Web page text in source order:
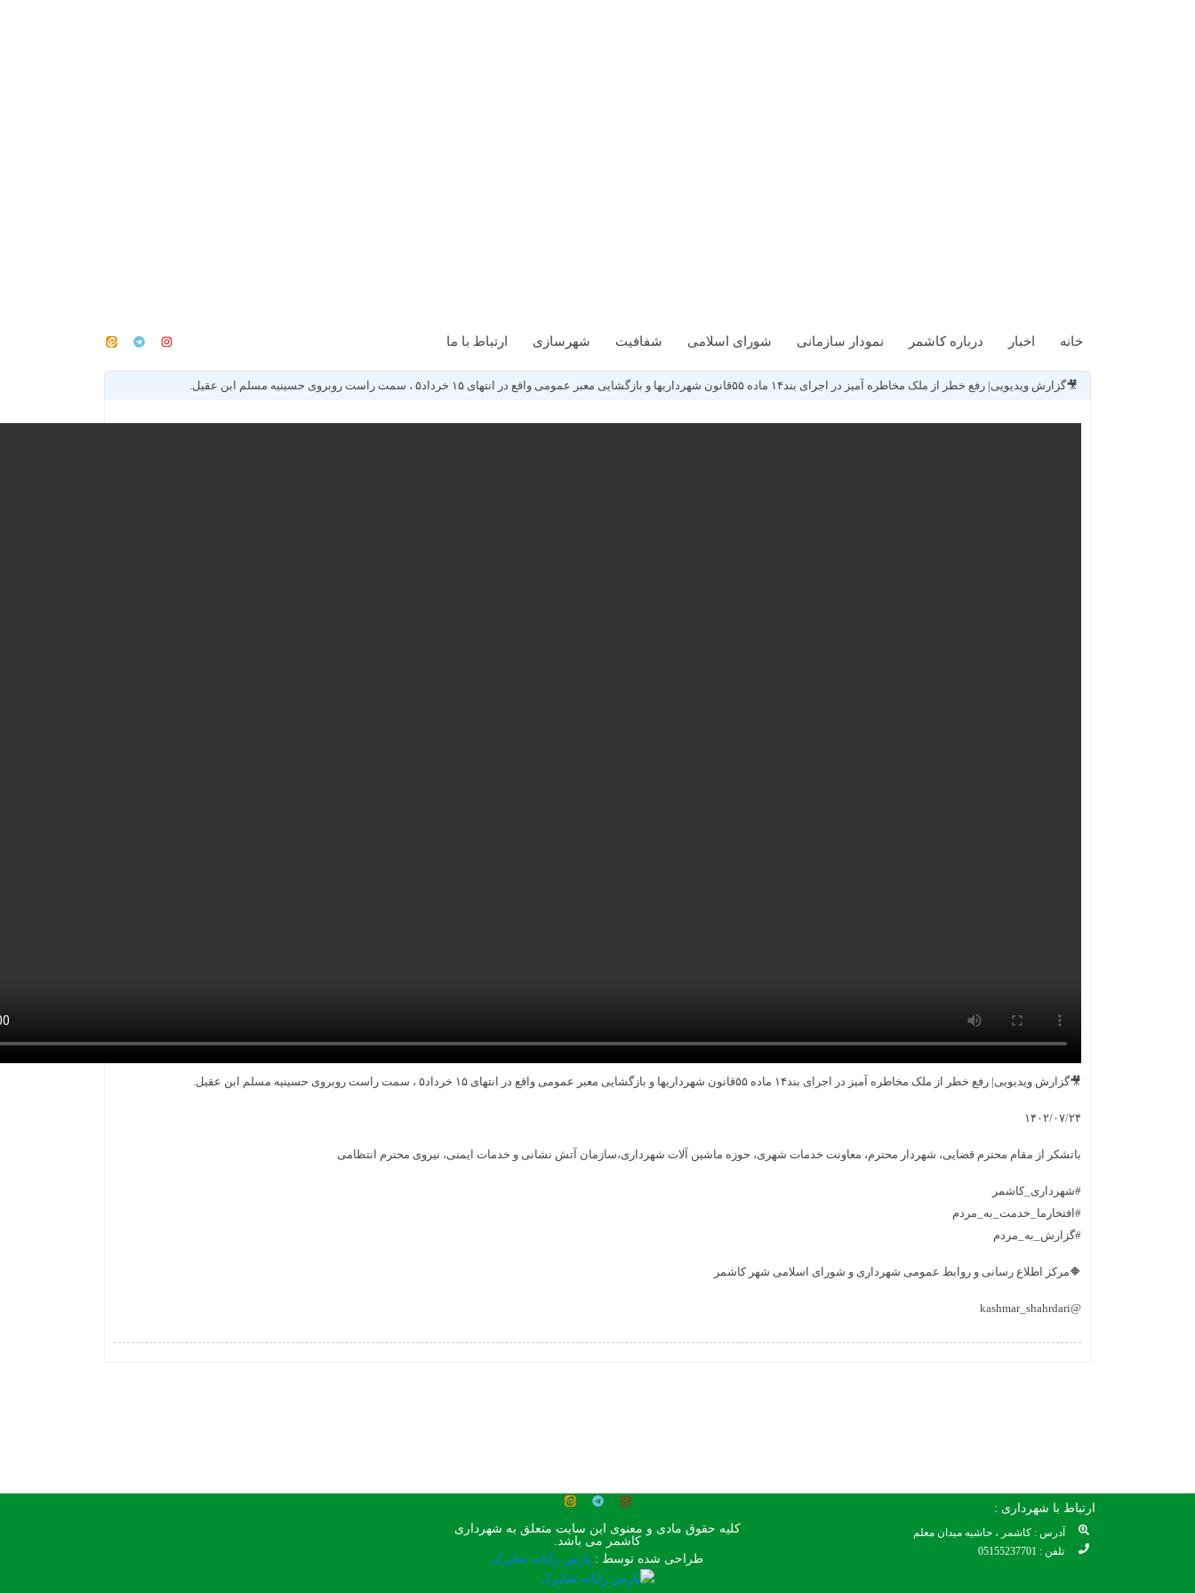
خانه اخبار درباره کاشمر نمودار سازمانی شورای اسلامی شفافیت شهرسازی ارتباط با ما
🎥گزارش ویدیویی| رفع خطر از ملک مخاطره آمیز در اجرای بند۱۴ ماده ۵۵قانون شهرداریها و بازگشایی معبر عمومی واقع در انتهای ۱۵ خرداد۵ ، سمت راست روبروی حسینیه مسلم ابن عقیل.
🎥گزارش ویدیویی| رفع خطر از ملک مخاطره آمیز در اجرای بند۱۴ ماده ۵۵قانون شهرداریها و بازگشایی معبر عمومی واقع در انتهای ۱۵ خرداد۵ ، سمت راست روبروی حسینیه مسلم ابن عقیل.
۱۴۰۲/۰۷/۲۴
باتشکر از مقام محترم قضایی، شهردار محترم، معاونت خدمات شهری، حوزه ماشین آلات شهرداری،سازمان آتش نشانی و خدمات ایمنی، نیروی محترم انتظامی
#شهرداری_کاشمر
#افتخارما_خدمت_به_مردم
#گزارش_به_مردم
🔶مرکز اطلاع رسانی و روابط عمومی شهرداری و شورای اسلامی شهر کاشمر
@kashmar_shahrdari
ارتباط با شهرداری :
آدرس : کاشمر ، حاشیه میدان معلم
تلفن : 05155237701
کلیه حقوق مادی و معنوی این سایت متعلق به شهرداری
کاشمر می باشد.
طراحی شده توسط : پارس رایانه شاپرک